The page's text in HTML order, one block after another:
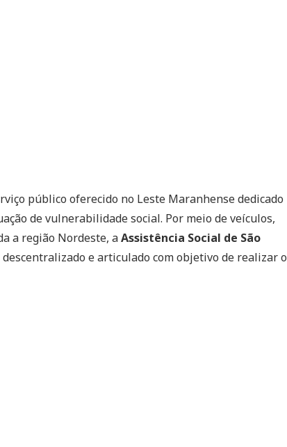
público oferecido no Leste Maranhense dedicado
de vulnerabilidade social. Por meio de veículos,
a região Nordeste, aAssistência Social de São
e articulado com objetivo de realizar o